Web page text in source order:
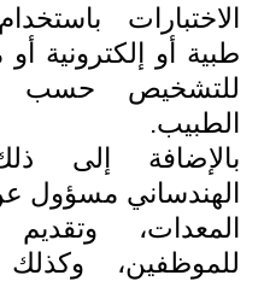
الاختبارات
طبية أو إلكترونية أو
للتشخيص حسب
الطبيب.
بالإضافة إلى
الهندساني مسؤول
المعدات، وتقديم
للموظفين،